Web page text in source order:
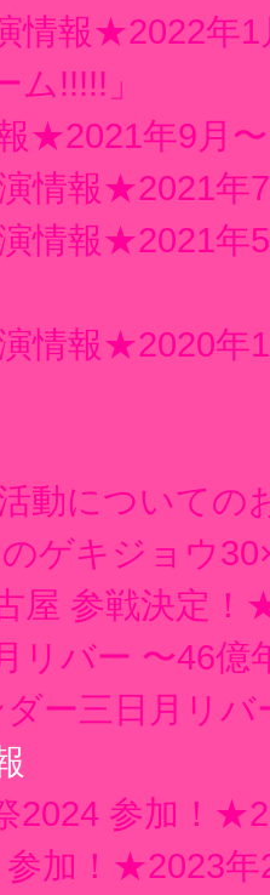
情報★2022年1
!!!!!」
★2021年9月
情報★2021年
情報★2021年
情報★2020年
動についての
のゲキジョウ
屋 参戦決定！
リバー 〜46
ダー三日月リ
2024 参加！
加！★2023